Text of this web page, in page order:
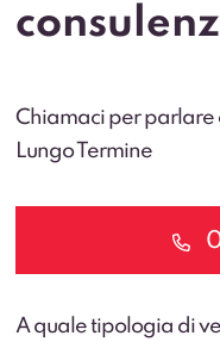
Chiamaci per parlare
Lungo Termine
A quale tipologia di